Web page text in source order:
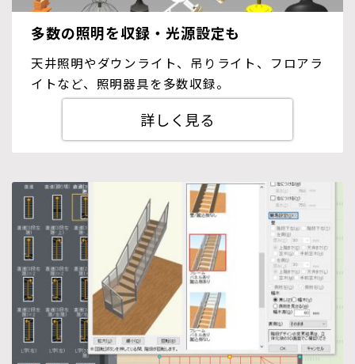
多数の照明を収録・光源設定も
天井照明やダウンライト、吊りライト、フロアラ
イトなど、照明器具を多数収録。
詳しく見る